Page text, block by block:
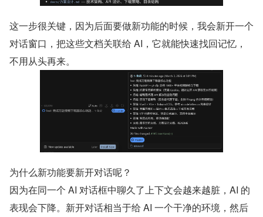
这一步很关键，因为后面要做新功能的时候，我会新开一个
对话窗口，把这些文档关联给 AI，它就能快速找回记忆，
不用从头再来。
为什么新功能要新开对话呢？
因为在同一个 AI 对话框中聊久了上下文会越来越脏，AI 的
表现会下降。新开对话相当于给 AI 一个干净的环境，然后